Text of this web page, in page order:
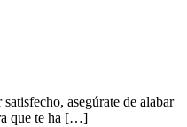
asegúrate de alabar
que te ha […]